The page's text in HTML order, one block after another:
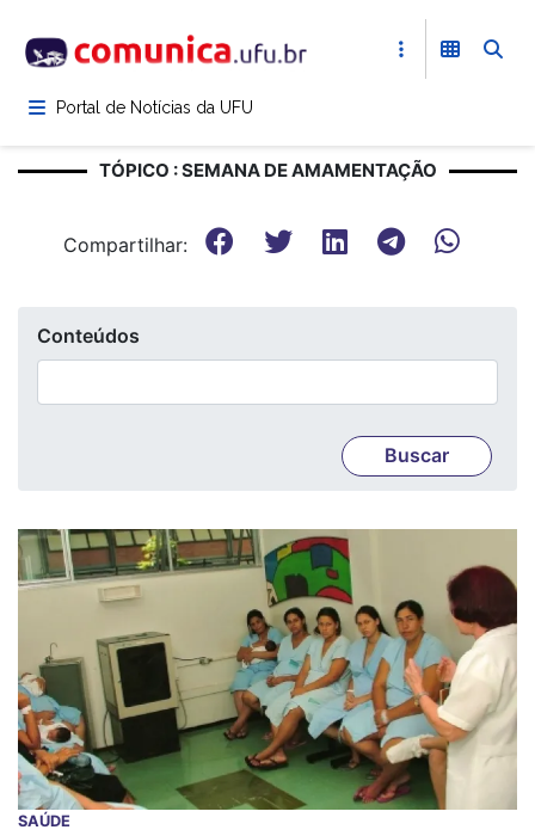
para
conteúdoPortal de Notícias da UFU
TÓPICO : SEMANA DE AMAMENTAÇÃO
Compartilhar:
Conteúdos
SAÚDE